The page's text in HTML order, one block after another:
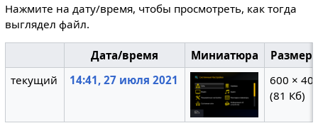
Нажмите на дату/время, чтобы просмотреть, как тогда
выглядел файл.
Дата/время Миниатюра
текущий
14:41, 27 июля 2021
600 ×
(81 Кб)